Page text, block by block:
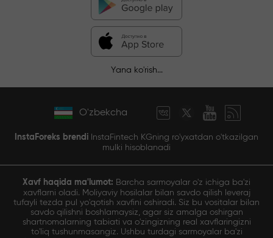
Yana ko'rish...
O'zbekcha
InstaForeks brendi InstaFintech KGning ro'yxatdan o'tkazilgan
mulki hisoblanadi
Xavf haqida ma'lumot: Barcha sarmoyalar o'z ichiga ba'zi
xavflarni oladi. Moliyaviy hosilalar bilan savdo qilish leveraj
tufayli tezda pul yo'qotish xavfini oshiradi. Siz bu vositalar bilan
savdo qilishni boshlamaysiz, agar siz amalga oshirgan
shartnomalarning tabiati va o'zingizning real xavflaringizni
to'liq tushunmasangiz. Ushbu turdagi sarmoyalar ba'zi